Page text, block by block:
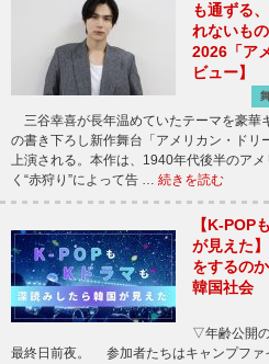
も通ずる
れないも
2026「ア
ビュー】
三谷幸喜が長年温めていたテーマを豪華
の書き下ろし新作舞台「アメリカン・ドリ
上演される。本作は、1940年代後半のア
く“赤狩り”によって告 … 続きを読む
【K-POP
が見えた
をするの
韓国社会
▽年齢公開
最終日前夜。 参加者たちはキャンプファ